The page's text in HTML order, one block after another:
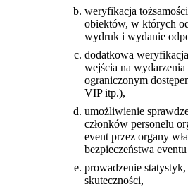
weryfikacja
obiektów, w których
wydruk i wydanie
dodatkowa
wejścia na
ograniczonym
VIP itp.),
umożliwienie
członków personelu
event przez organy
bezpieczeństwa
prowadzenie
skuteczności,